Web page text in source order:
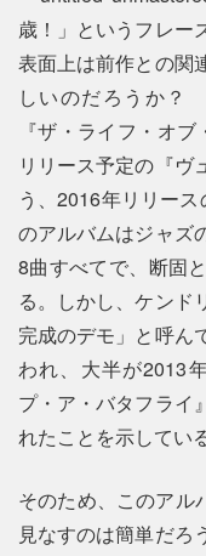
歳！」というフレー
表面上は前作との関
しいのだろうか？
『ザ・ライフ・オ
リリース予定の『ヴ
う、2016年リリー
のアルバムはジャズ
8曲すべてで、断固
る。しかし、ケンド
完成のデモ」と呼ん
われ、大半が2013
プ・ア・バタフライ
れたことを示している
そのため、このアル
見なすのは簡単だろ